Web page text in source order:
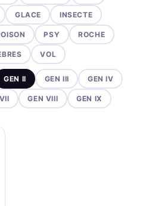
GLACE INSECTE
PSY ROCHE
VOL
GEN II GEN III GEN IV
GEN VIII GEN IX